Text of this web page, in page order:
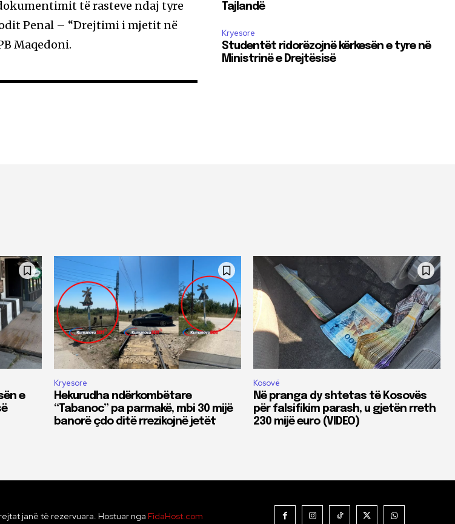
të rasteve ndaj tyre
Penal – “Drejtimi i mjetit në
Maqedoni.
Tajlandë
Kryesore
Studentët ridorëzojnë kërkesën e tyre në
Ministrinë e Drejtësisë
e
Kryesore
Hekurudha ndërkombëtare
“Tabanoc” pa parmakë, mbi 30 mijë
banorë çdo ditë rrezikojnë jetët
Kosovë
Në pranga dy shtetas të Kosovës
për falsifikim parash, u gjetën rreth
230 mijë euro (VIDEO)
janë të rezervuara. Hostuar nga FidaHost.com